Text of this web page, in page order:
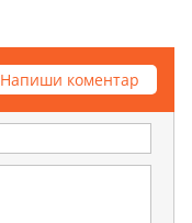
Напиши коментар